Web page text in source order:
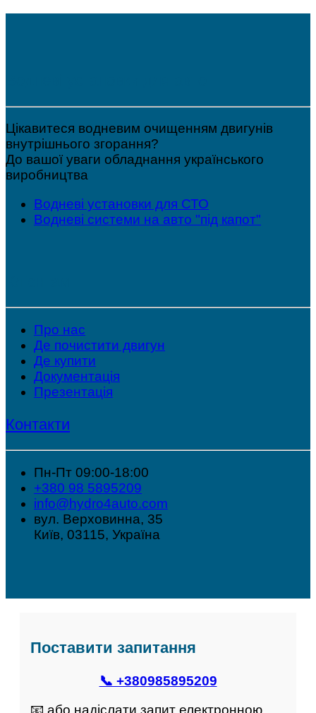
Цікавитеся водневим очищенням двигунів
внутрішнього згорання?
До вашої уваги обладнання українського
виробництва
Водневі установки для СТО
Водневі системи на авто "під капот"
Про нас
Де почистити двигун
Де купити
Документація
Презентація
Контакти
Пн-Пт 09:00-18:00
+380 98 5895209
info@hydro4auto.com
вул. Верховинна, 35
Київ, 03115, Україна
Поставити запитання
📞 +380985895209
📧 або надіслати запит електронною